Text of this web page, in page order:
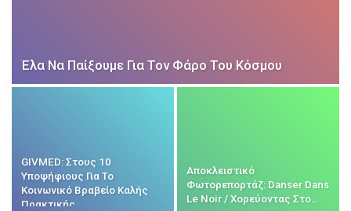
Έλα Να Παίξουμε Για Τον Φάρο Του Κόσμου
GIVMED: Στους 10
Υποψήφιους Για Το
Κοινωνικό Βραβείο Καλής
Πρακτικής
Αποκλειστικό
Φωτορεπορτάζ: Danser Dans
Le Noir / Χορεύοντας Στο…